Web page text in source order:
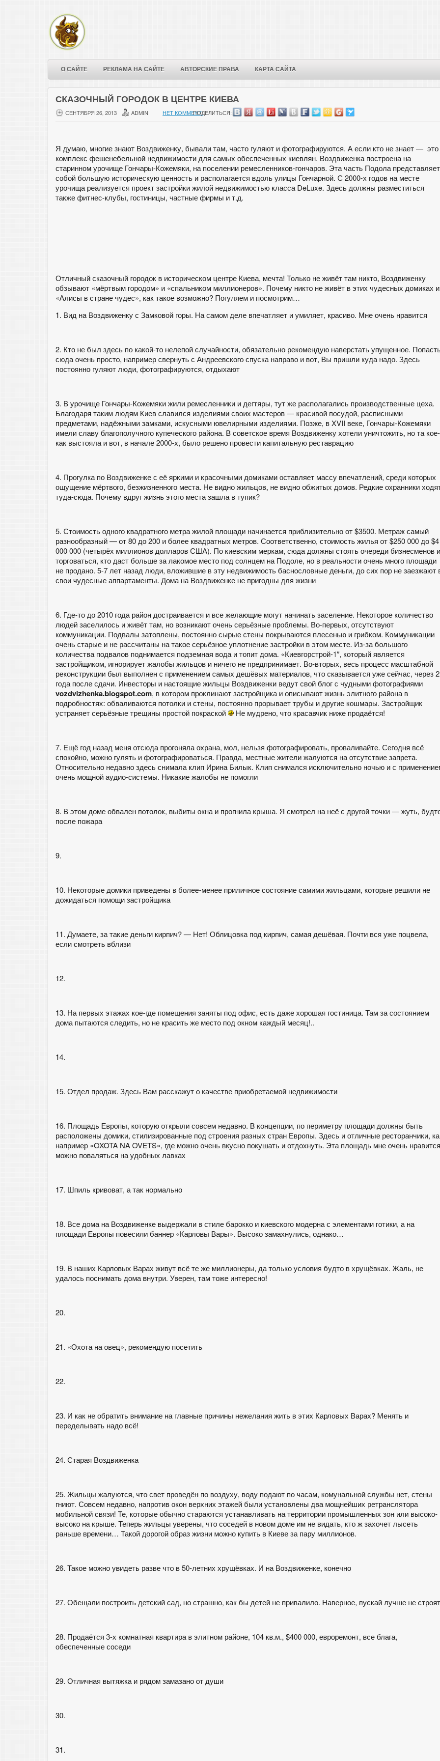
О САЙТЕ РЕКЛАМА НА САЙТЕ АВТОРСКИЕ ПРАВА КАРТА САЙТА
СКАЗОЧНЫЙ ГОРОДОК В ЦЕНТРЕ КИЕВА
СЕНТЯБРЯ 26, 2013 ADMIN НЕТ КОММЕНТ.ПОДЕЛИТЬСЯ:
Я думаю, многие знают Воздвиженку, бывали там, часто гуляют и фотографируются. А если кто не знает — это
комплекс фешенебельной недвижимости для самых обеспеченных киевлян. Воздвиженка построена на
старинном урочище Гончары-Кожемяки, на поселении ремесленников-гончаров. Эта часть Подола представляет
собой большую историческую ценность и располагается вдоль улицы Гончарной. С 2000-х годов на месте
урочища реализуется проект застройки жилой недвижимостью класса DeLuxe. Здесь должны разместиться
также фитнес-клубы, гостиницы, частные фирмы и т.д.
Отличный сказочный городок в историческом центре Киева, мечта! Только не живёт там никто, Воздвиженку
обзывают «мёртвым городом» и «спальником миллионеров». Почему никто не живёт в этих чудесных домиках
«Алисы в стране чудес», как такое возможно? Погуляем и посмотрим…
1. Вид на Воздвиженку с Замковой горы. На самом деле впечатляет и умиляет, красиво. Мне очень нравится
2. Кто не был здесь по какой-то нелепой случайности, обязательно рекомендую наверстать упущенное.
сюда очень просто, например свернуть с Андреевского спуска направо и вот, Вы пришли куда надо. Здесь
постоянно гуляют люди, фотографируются, отдыхают
3. В урочище Гончары-Кожемяки жили ремесленники и дегтяры, тут же располагались производственные цеха.
Благодаря таким людям Киев славился изделиями своих мастеров — красивой посудой, расписными
предметами, надёжными замками, искусными ювелирными изделиями. Позже, в XVII веке, Гончары-Кожемяки
имели славу благополучного купеческого района. В советское время Воздвиженку хотели уничтожить, но та кое-
как выстояла и вот, в начале 2000-х, было решено провести капитальную реставрацию
4. Прогулка по Воздвиженке с её яркими и красочными домиками оставляет массу впечатлений, среди которых
ощущение мёртвого, безжизненного места. Не видно жильцов, не видно обжитых домов. Редкие охранники
туда-сюда. Почему вдруг жизнь этого места зашла в тупик?
5. Стоимость одного квадратного метра жилой площади начинается приблизительно от $3500. Метраж самый
разнообразный — от 80 до 200 и более квадратных метров. Соответственно, стоимость жилья от $250 000 до $4
000 000 (четырёх миллионов долларов США). По киевским меркам, сюда должны стоять очереди бизнесменов и
торговаться, кто даст больше за лакомое место под солнцем на Подоле, но в реальности очень много площади
не продано. 5-7 лет назад люди, вложившие в эту недвижимость баснословные деньги, до сих пор не заезжают
свои чудесные аппартаменты. Дома на Воздвиженке не пригодны для жизни
6. Где-то до 2010 года район достраивается и все желающие могут начинать заселение. Некоторое количество
людей заселилось и живёт там, но возникают очень серьёзные проблемы. Во-первых, отсутствуют
коммуникации. Подвалы затоплены, постоянно сырые стены покрываются плесенью и грибком. Коммуникации
очень старые и не рассчитаны на такое серьёзное уплотнение застройки в этом месте. Из-за большого
количества подвалов поднимается подземная вода и топит дома. «Киевгорстрой-1″, который является
застройщиком, игнорирует жалобы жильцов и ничего не предпринимает. Во-вторых, весь процесс масштабной
реконструкции был выполнен с применением самых дешёвых материалов, что сказывается уже сейчас, через 2
года после сдачи. Инвесторы и настоящие жильцы Воздвиженки ведут свой блог с чудными фотографиями
vozdvizhenka.blogspot.com, в котором проклинают застройщика и описывают жизнь элитного района в
подробностях: обваливаются потолки и стены, постоянно прорывает трубы и другие кошмары. Застройщик
устраняет серьёзные трещины простой покраской
Не мудрено, что красавчик ниже продаётся!
7. Ещё год назад меня отсюда прогоняла охрана, мол, нельзя фотографировать, проваливайте. Сегодня всё
спокойно, можно гулять и фотографироваться. Правда, местные жители жалуются на отсутствие запрета.
Относительно недавно здесь снимала клип Ирина Билык. Клип снимался исключительно ночью и с
очень мощной аудио-системы. Никакие жалобы не помогли
8. В этом доме обвален потолок, выбиты окна и прогнила крыша. Я смотрел на неё с другой точки — жуть,
после пожара
9.
10. Некоторые домики приведены в более-менее приличное состояние самими жильцами, которые решили не
дожидаться помощи застройщика
11. Думаете, за такие деньги кирпич? — Нет! Облицовка под кирпич, самая дешёвая. Почти вся уже поцвела,
если смотреть вблизи
12.
13. На первых этажах кое-где помещения заняты под офис, есть даже хорошая гостиница. Там за состоянием
дома пытаются следить, но не красить же место под окном каждый месяц!..
14.
15. Отдел продаж. Здесь Вам расскажут о качестве приобретаемой недвижимости
16. Площадь Европы, которую открыли совсем недавно. В концепции, по периметру площади должны быть
расположены домики, стилизированные под строения разных стран Европы. Здесь и отличные ресторанчики,
например «OXOTA NA OVETS», где можно очень вкусно покушать и отдохнуть. Эта площадь мне очень
можно поваляться на удобных лавках
17. Шпиль кривоват, а так нормально
18. Все дома на Воздвиженке выдержали в стиле барокко и киевского модерна с элементами готики, а на
площади Европы повесили баннер «Карловы Вары». Высоко замахнулись, однако…
19. В наших Карловых Варах живут всё те же миллионеры, да только условия будто в хрущёвках. Жаль, не
удалось поснимать дома внутри. Уверен, там тоже интересно!
20.
21. «Охота на овец», рекомендую посетить
22.
23. И как не обратить внимание на главные причины нежелания жить в этих Карловых Варах? Менять и
переделывать надо всё!
24. Старая Воздвиженка
25. Жильцы жалуются, что свет проведён по воздуху, воду подают по часам, комунальной службы нет, стены
гниют. Совсем недавно, напротив окон верхних этажей были установлены два мощнейших ретранслятора
мобильной связи! Те, которые обычно стараются устанавливать на территории промышленных зон или высоко-
высоко на крыше. Теперь жильцы уверены, что соседей в новом доме им не видать, кто ж захочет лысеть
раньше времени… Такой дорогой образ жизни можно купить в Киеве за пару миллионов.
26. Такое можно увидеть разве что в 50-летних хрущёвках. И на Воздвиженке, конечно
27. Обещали построить детский сад, но страшно, как бы детей не привалило. Наверное, пускай лучше не
28. Продаётся 3-х комнатная квартира в элитном районе, 104 кв.м., $400 000, евроремонт, все блага,
обеспеченные соседи
29. Отличная вытяжка и рядом замазано от души
30.
31.